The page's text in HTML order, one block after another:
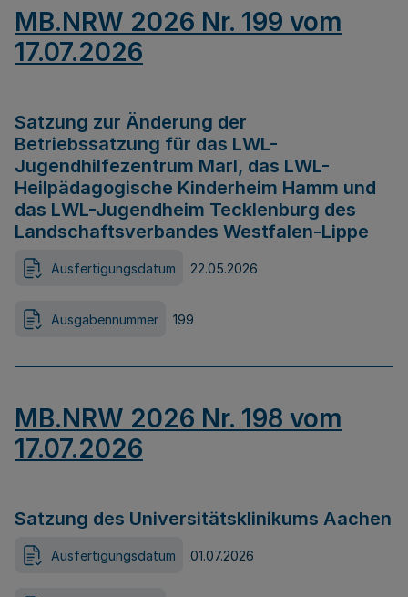
MB.NRW 2026 Nr. 199 vom
17.07.2026
Satzung zur Änderung der
Betriebssatzung für das LWL-
Jugendhilfezentrum Marl, das LWL-
Heilpädagogische Kinderheim Hamm und
das LWL-Jugendheim Tecklenburg des
Landschaftsverbandes Westfalen-Lippe
Ausfertigungsdatum 22.05.2026
Ausgabennummer 199
MB.NRW 2026 Nr. 198 vom
17.07.2026
Satzung des Universitätsklinikums Aachen
Ausfertigungsdatum 01.07.2026